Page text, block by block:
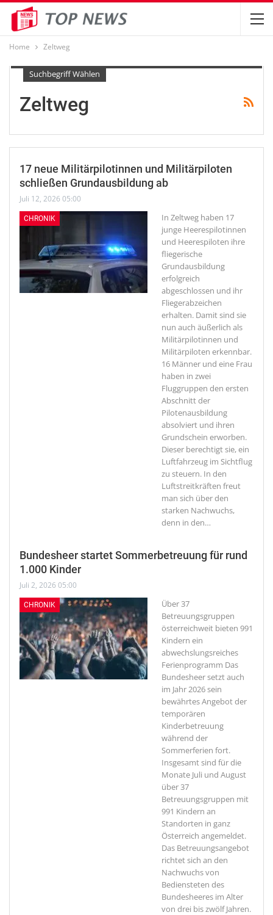
Home Zeltweg
Suchbegriff Wählen
Zeltweg
17 neue Militärpilotinnen und Militärpiloten
schließen Grundausbildung ab
Juli 12, 2026 05:00
CHRONIK
In Zeltweg haben 17
junge Heerespilotinnen
und Heerespiloten ihre
fliegerische
Grundausbildung
erfolgreich
abgeschlossen und ihr
Fliegerabzeichen
erhalten. Damit sind sie
nun auch äußerlich als
Militärpilotinnen und
Militärpiloten erkennbar.
16 Männer und eine Frau
haben in zwei
Fluggruppen den ersten
Abschnitt der
Pilotenausbildung
absolviert und ihren
Grundschein erworben.
Dieser berechtigt sie, ein
Luftfahrzeug im Sichtflug
zu steuern. In den
Luftstreitkräften freut
man sich über den
starken Nachwuchs,
denn in den…
Bundesheer startet Sommerbetreuung für rund
1.000 Kinder
Juli 2, 2026 05:00
CHRONIK
Über 37
Betreuungsgruppen
österreichweit bieten 991
Kindern ein
abwechslungsreiches
Ferienprogramm Das
Bundesheer setzt auch
im Jahr 2026 sein
bewährtes Angebot der
temporären
Kinderbetreuung
während der
Sommerferien fort.
Insgesamt sind für die
Monate Juli und August
über 37
Betreuungsgruppen mit
991 Kindern an
Standorten in ganz
Österreich angemeldet.
Das Betreuungsangebot
richtet sich an den
Nachwuchs von
Bediensteten des
Bundesheeres im Alter
von drei bis zwölf Jahren.